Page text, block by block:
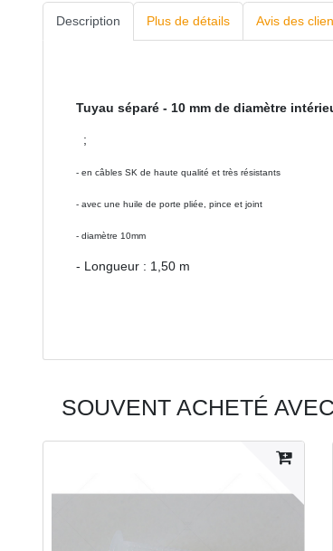
Description Plus de détails Avis des
Tuyau séparé - 10 mm de diamètre
;
- en câbles SK de haute qualité et très résistants
- avec une huile de porte pliée, pince et joint
- diamètre 10mm
- Longueur : 1,50 m
SOUVENT ACHETÉ